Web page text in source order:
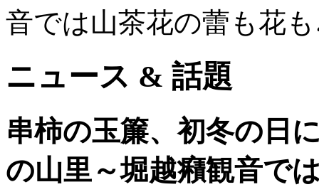
音では山茶花の蕾も花
ニュース & 話題
串柿の玉簾、初冬の日
の山里～堀越癪観音で